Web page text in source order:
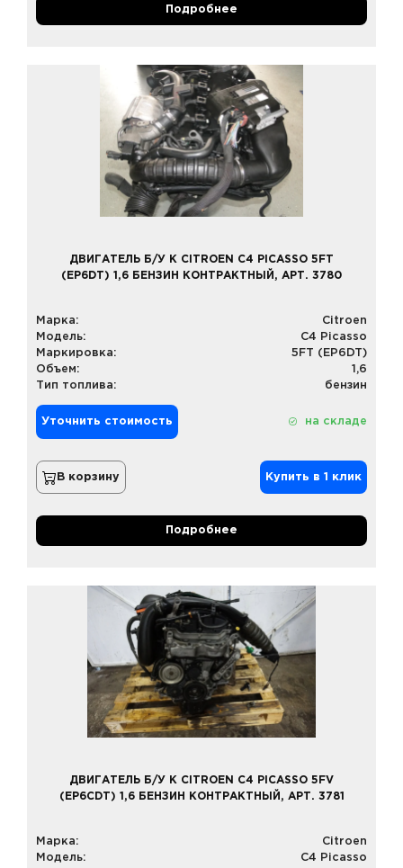
Подробнее
ДВИГАТЕЛЬ Б/У К CITROEN C4 PICASSO 5FT
(EP6DT) 1,6 БЕНЗИН КОНТРАКТНЫЙ, АРТ. 3780
Марка:
Citroen
Модель:
C4 Picasso
Маркировка:
5FT (EP6DT)
Объем:
1,6
Тип топлива:
бензин
Уточнить стоимость на складе
В корзину Купить в 1 клик
Подробнее
ДВИГАТЕЛЬ Б/У К CITROEN C4 PICASSO 5FV
(EP6CDT) 1,6 БЕНЗИН КОНТРАКТНЫЙ, АРТ. 3781
Марка:
Citroen
Модель:
C4 Picasso